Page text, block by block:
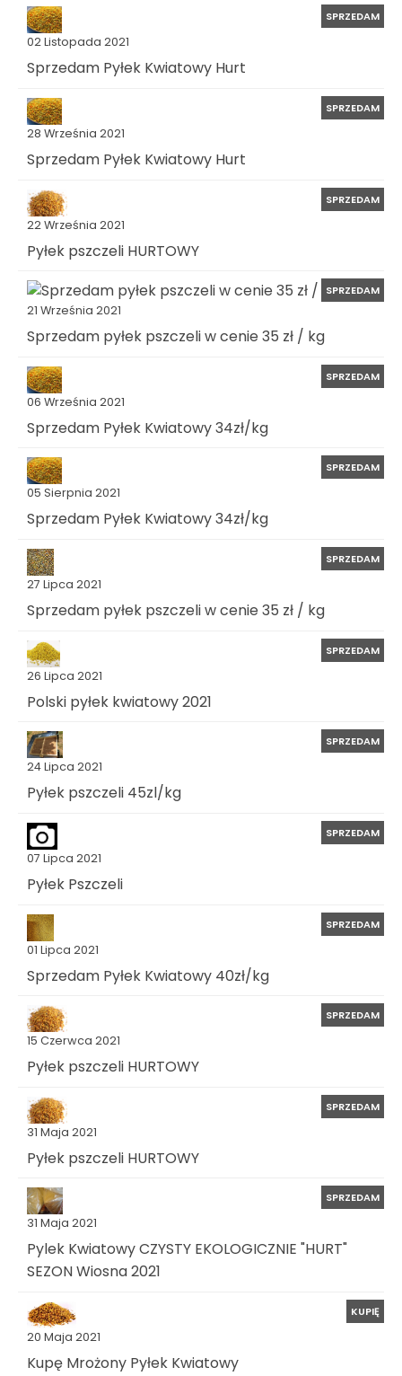
02 Listopada 2021
SPRZEDAM
Sprzedam Pyłek Kwiatowy Hurt
28 Września 2021
SPRZEDAM
Sprzedam Pyłek Kwiatowy Hurt
22 Września 2021
SPRZEDAM
Pyłek pszczeli HURTOWY
21 Września 2021
SPRZEDAM
Sprzedam pyłek pszczeli w cenie 35 zł / kg
06 Września 2021
SPRZEDAM
Sprzedam Pyłek Kwiatowy 34zł/kg
05 Sierpnia 2021
SPRZEDAM
Sprzedam Pyłek Kwiatowy 34zł/kg
27 Lipca 2021
SPRZEDAM
Sprzedam pyłek pszczeli w cenie 35 zł / kg
26 Lipca 2021
SPRZEDAM
Polski pyłek kwiatowy 2021
24 Lipca 2021
SPRZEDAM
Pyłek pszczeli 45zl/kg
07 Lipca 2021
SPRZEDAM
Pyłek Pszczeli
01 Lipca 2021
SPRZEDAM
Sprzedam Pyłek Kwiatowy 40zł/kg
15 Czerwca 2021
SPRZEDAM
Pyłek pszczeli HURTOWY
31 Maja 2021
SPRZEDAM
Pyłek pszczeli HURTOWY
31 Maja 2021
SPRZEDAM
Pylek Kwiatowy CZYSTY EKOLOGICZNIE "HURT"
SEZON Wiosna 2021
20 Maja 2021
KUPIĘ
Kupę Mrożony Pyłek Kwiatowy